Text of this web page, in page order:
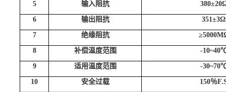
5 输入阻抗
6 输出阻抗 351±3Ω
7 绝缘阻抗
8 补偿温度范围 -
9 适用温度范围 -
10 安全过载 150％